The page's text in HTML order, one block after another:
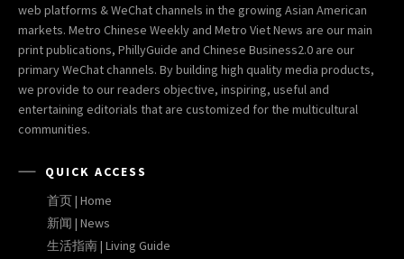
web platforms & WeChat channels in the growing Asian American
markets. Metro Chinese Weekly and Metro Viet News are our main
print publications, PhillyGuide and Chinese Business2.0 are our
primary WeChat channels. By building high quality media products,
we provide to our readers objective, inspiring, useful and
entertaining editorials that are customized for the multicultural
communities.
QUICK ACCESS
首页 | Home
新闻 | News
生活指南 | Living Guide